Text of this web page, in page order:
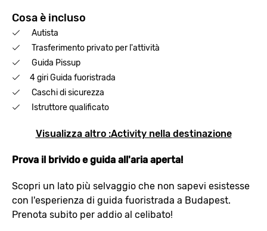
Cosa è incluso
Autista
Trasferimento privato per l'attività
Guida Pissup
4 giri Guida fuoristrada
Caschi di sicurezza
Istruttore qualificato
Visualizza altro :Activity nella destinazione
Prova il brivido e guida all'aria aperta!
Scopri un lato più selvaggio che non sapevi esistesse
con l'esperienza di guida fuoristrada a Budapest.
Prenota subito per addio al celibato!